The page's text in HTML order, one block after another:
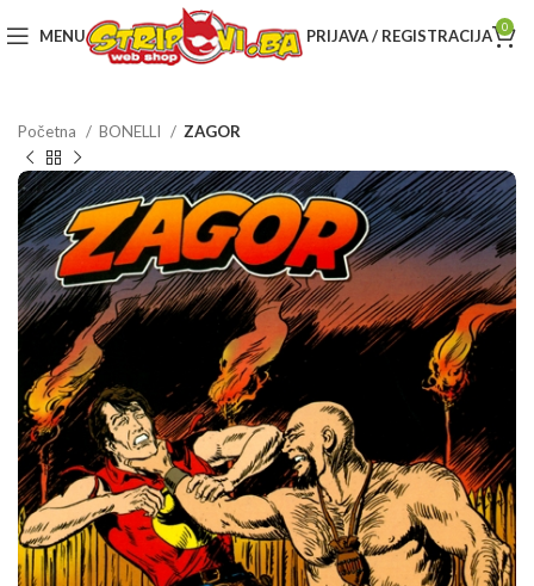
MENU PRIJAVA / REGISTRACIJA 0
Početna BONELLI ZAGOR